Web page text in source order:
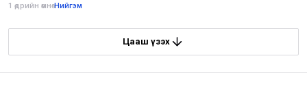
1 өдрийн өмнө•Нийгэм
Цааш үзэх